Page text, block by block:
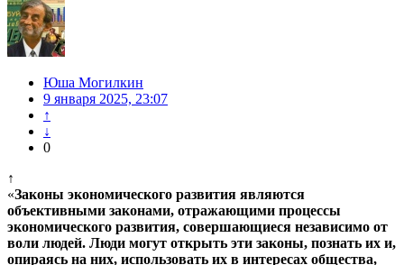
Юша Могилкин
9 января 2025, 23:07
↑
↓
0
↑
«Законы экономического развития являются
объективными законами, отражающими процессы
экономического развития, совершающиеся независимо от
воли людей. Люди могут открыть эти законы, познать их и,
опираясь на них, использовать их в интересах общества,